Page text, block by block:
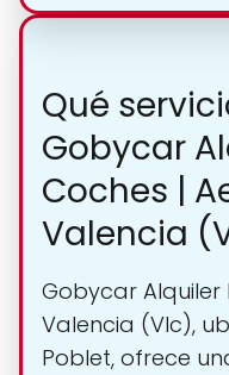
Qué
Gobycar
Coches |
Valencia
Gobycar Alquiler
Valencia (Vlc),
Poblet, ofrece